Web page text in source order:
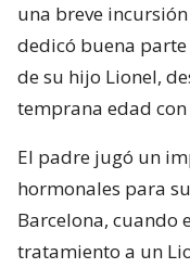
una breve
dedicó buena
de su hijo Lionel,
temprana edad
El padre jugó un
hormonales para
Barcelona, cuando
tratamiento a un